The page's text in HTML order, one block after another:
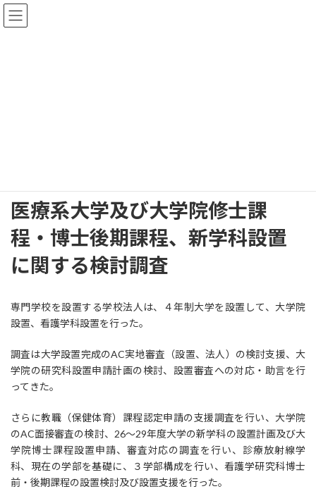
コ
ン
ナ
ビ
医療系大学及び大学院修士課
程・博士後期課程、新学科設置
に関する検討調査
専門学校を設置する学校法人は、４年制大学を設置して、大学院
設置、看護学科設置を行った。
調査は大学設置完成のAC実地審査（設置、法人）の検討支援、大
学院の研究科設置申請計画の検討、設置審査への対応・助言を行
ってきた。
さらに教職（保健体育）課程認定申請の支援調査を行い、大学院
のAC面接審査の検討、26～29年度大学の新学科の設置計画及び大
学院博士課程設置申請、審査対応の調査を行い、診療放射線学
科、現在の学部を基礎に、３学部構成を行い、看護学研究科博士
前・後期課程の設置検討及び設置支援を行った。